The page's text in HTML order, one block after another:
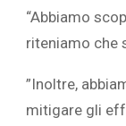
“Abbiamo
riteniamo che
‎”Inoltre,
mitigare gli